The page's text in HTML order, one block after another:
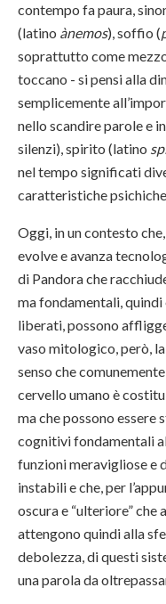
contempo fa paura,
(latino ànemos), soffio (
soprattutto come
toccano - si pensi alla
semplicemente
nello scandire parole e
silenzi), spirito (latino
nel tempo significati
caratteristiche
Oggi, in un contesto
evolve e avanza
di Pandora che
ma fondamentali,
liberati, possono
vaso mitologico, però,
senso che
cervello umano è
ma che possono essere
cognitivi fondamentali
funzioni meravigliose e
instabili e che, per
oscura e “ulteriore” che
attengono quindi alla
debolezza, di questi
una parola da